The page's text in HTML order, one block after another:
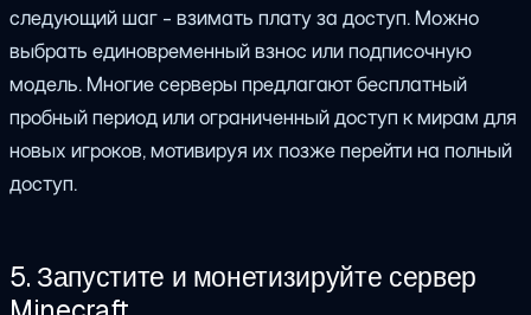
следующий шаг - взимать плату за доступ. Можно
выбрать единовременный взнос или подписочную
модель. Многие серверы предлагают бесплатный
пробный период или ограниченный доступ к мирам для
новых игроков, мотивируя их позже перейти на полный
доступ.
5. Запустите и монетизируйте сервер